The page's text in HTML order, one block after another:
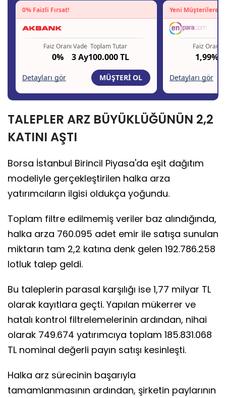
TALEPLER ARZ BÜYÜKLÜĞÜNÜN 2,2
KATINI AŞTI
Borsa İstanbul Birincil Piyasa'da eşit dağıtım
modeliyle gerçekleştirilen halka arza
yatırımcıların ilgisi oldukça yoğundu.
Toplam filtre edilmemiş veriler baz alındığında,
halka arza 760.095 adet emir ile satışa sunulan
miktarın tam 2,2 katına denk gelen 192.786.258
lotluk talep geldi.
Bu taleplerin parasal karşılığı ise 1,77 milyar TL
olarak kayıtlara geçti. Yapılan mükerrer ve
hatalı kontrol filtrelemelerinin ardından, nihai
olarak 749.674 yatırımcıya toplam 185.831.068
TL nominal değerli payın satışı kesinleşti.
Halka arz sürecinin başarıyla
tamamlanmasının ardından, şirketin paylarının